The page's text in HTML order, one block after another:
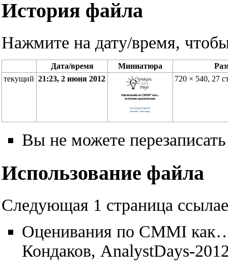
История файла
Нажмите на дату/время,
Дата/время Миниатюра
текущий 21:23, 2 июня 2012 720 × 540, 27
Вы не можете
Использование файла
Следующая 1 страница
Оценивания по CMMI
Кондаков, AnalystDays-